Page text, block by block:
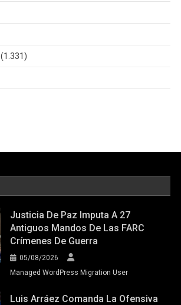
(1.331)
Justicia De Paz Imputa A 27
Antiguos Mandos De Las FARC
Crímenes De Guerra
05/08/2026
Managed WordPress Migration User
Luis Arráez Comanda La Ofensiva